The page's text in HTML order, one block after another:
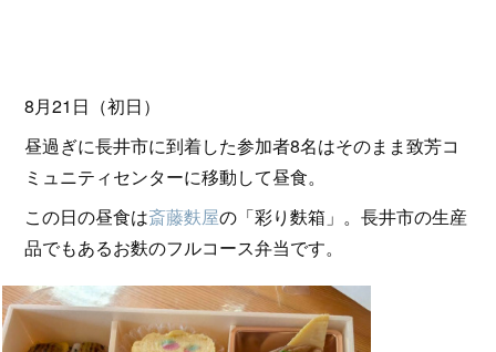
8月21日（初日）
昼過ぎに長井市に到着した参加者8名はそのまま致芳コ
ミュニティセンターに移動して昼食。
この日の昼食は斎藤麩屋の「彩り麩箱」。長井市の生産
品でもあるお麩のフルコース弁当です。